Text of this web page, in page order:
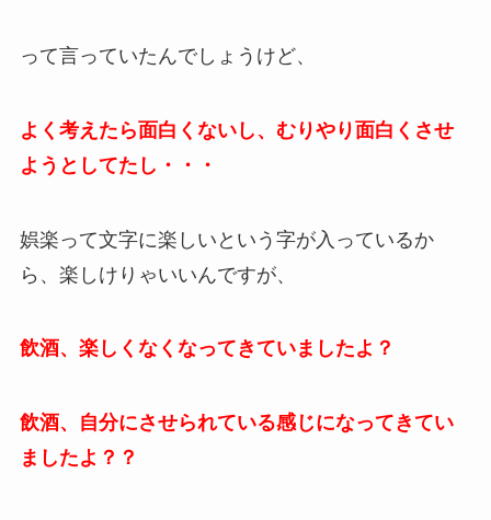
って言っていたんでしょうけど、
よく考えたら面白くないし、むりやり面白くさせ
ようとしてたし・・・
娯楽って文字に楽しいという字が入っているか
ら、楽しけりゃいいんですが、
飲酒、楽しくなくなってきていましたよ？
飲酒、自分にさせられている感じになってきてい
ましたよ？？